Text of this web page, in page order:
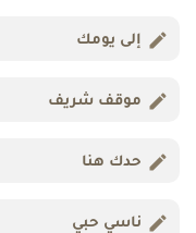
إلى يومك
موقف شريف
حدك هنا
ناسي حبي